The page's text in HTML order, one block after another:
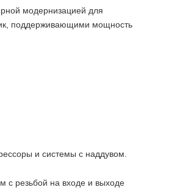
модернизацией для
поддерживающими мощность
и системы с наддувом.
с резьбой на входе и выходе